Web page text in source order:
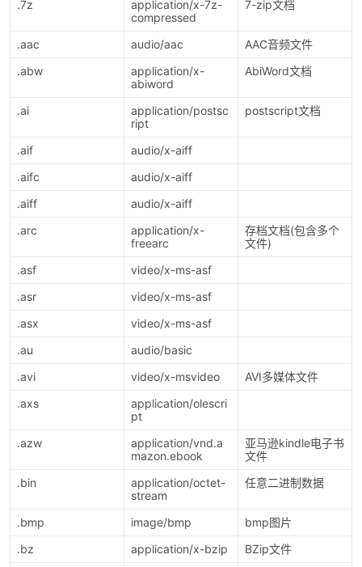
.7z
application/x-7z-
compressed
7-zip文档
.aac audio/aac
AAC音频文件
.abw
application/x-
abiword
AbiWord文档
.ai
application/postsc
ript
postscript文档
.aif
audio/x-aiff
.aifc
audio/x-aiff
.aiff
audio/x-aiff
.arc
application/x-
freearc
存档文档(包含多个
文件)
.asf
video/x-ms-asf
.asr
video/x-ms-asf
.asx
video/x-ms-asf
.au
audio/basic
.avi
video/x-msvideo
AVI多媒体文件
.axs
application/olescri
pt
.azw
application/vnd.a
mazon.ebook
亚马逊kindle电子书
文件
.bin
application/octet-
stream
任意二进制数据
.bmp image/bmp
bmp图片
.bz
application/x-bzip
BZip文件